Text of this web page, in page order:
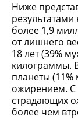
Ниже
более 1,9
от лишнего
18 лет (39%
килограммы.
планеты
ожирением. С
страдающих
более чем